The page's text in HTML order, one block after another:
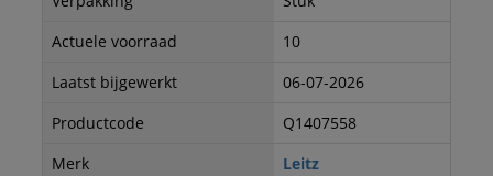
Actuele voorraad
10
Laatst bijgewerkt
06-07-2026
Productcode
Q1407558
Merk
Leitz